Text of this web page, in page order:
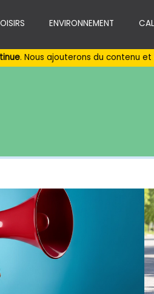
ENVIRONNEMENT
. Nous ajouterons du contenu